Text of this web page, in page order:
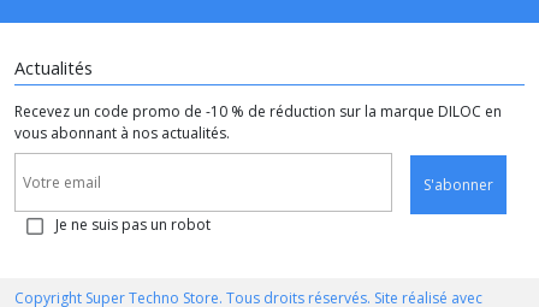
Actualités
Recevez un code promo de -10 % de réduction sur la marque DILOC en
vous abonnant à nos actualités.
S'abonner
Je ne suis pas un robot
Copyright Super Techno Store. Tous droits réservés. Site réalisé avec